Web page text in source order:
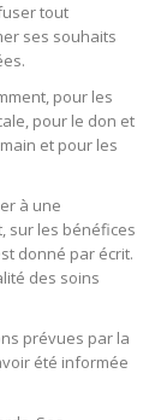
tout
ses souhaits
pour les
pour le don et
et pour les
à une
sur les bénéfices
donné par écrit.
des soins
prévues par la
été informée